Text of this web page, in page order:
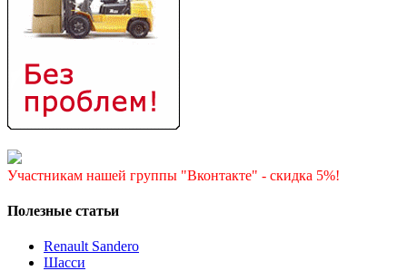
Участникам нашей группы "Вконтакте" - скидка 5%!
Полезные статьи
Renault Sandero
Шасси